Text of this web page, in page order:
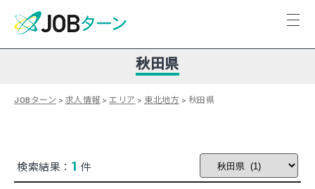
秋田県
JOBターン > 求人情報 > エリア > 東北地方 > 秋田県
検索結果： 1 件